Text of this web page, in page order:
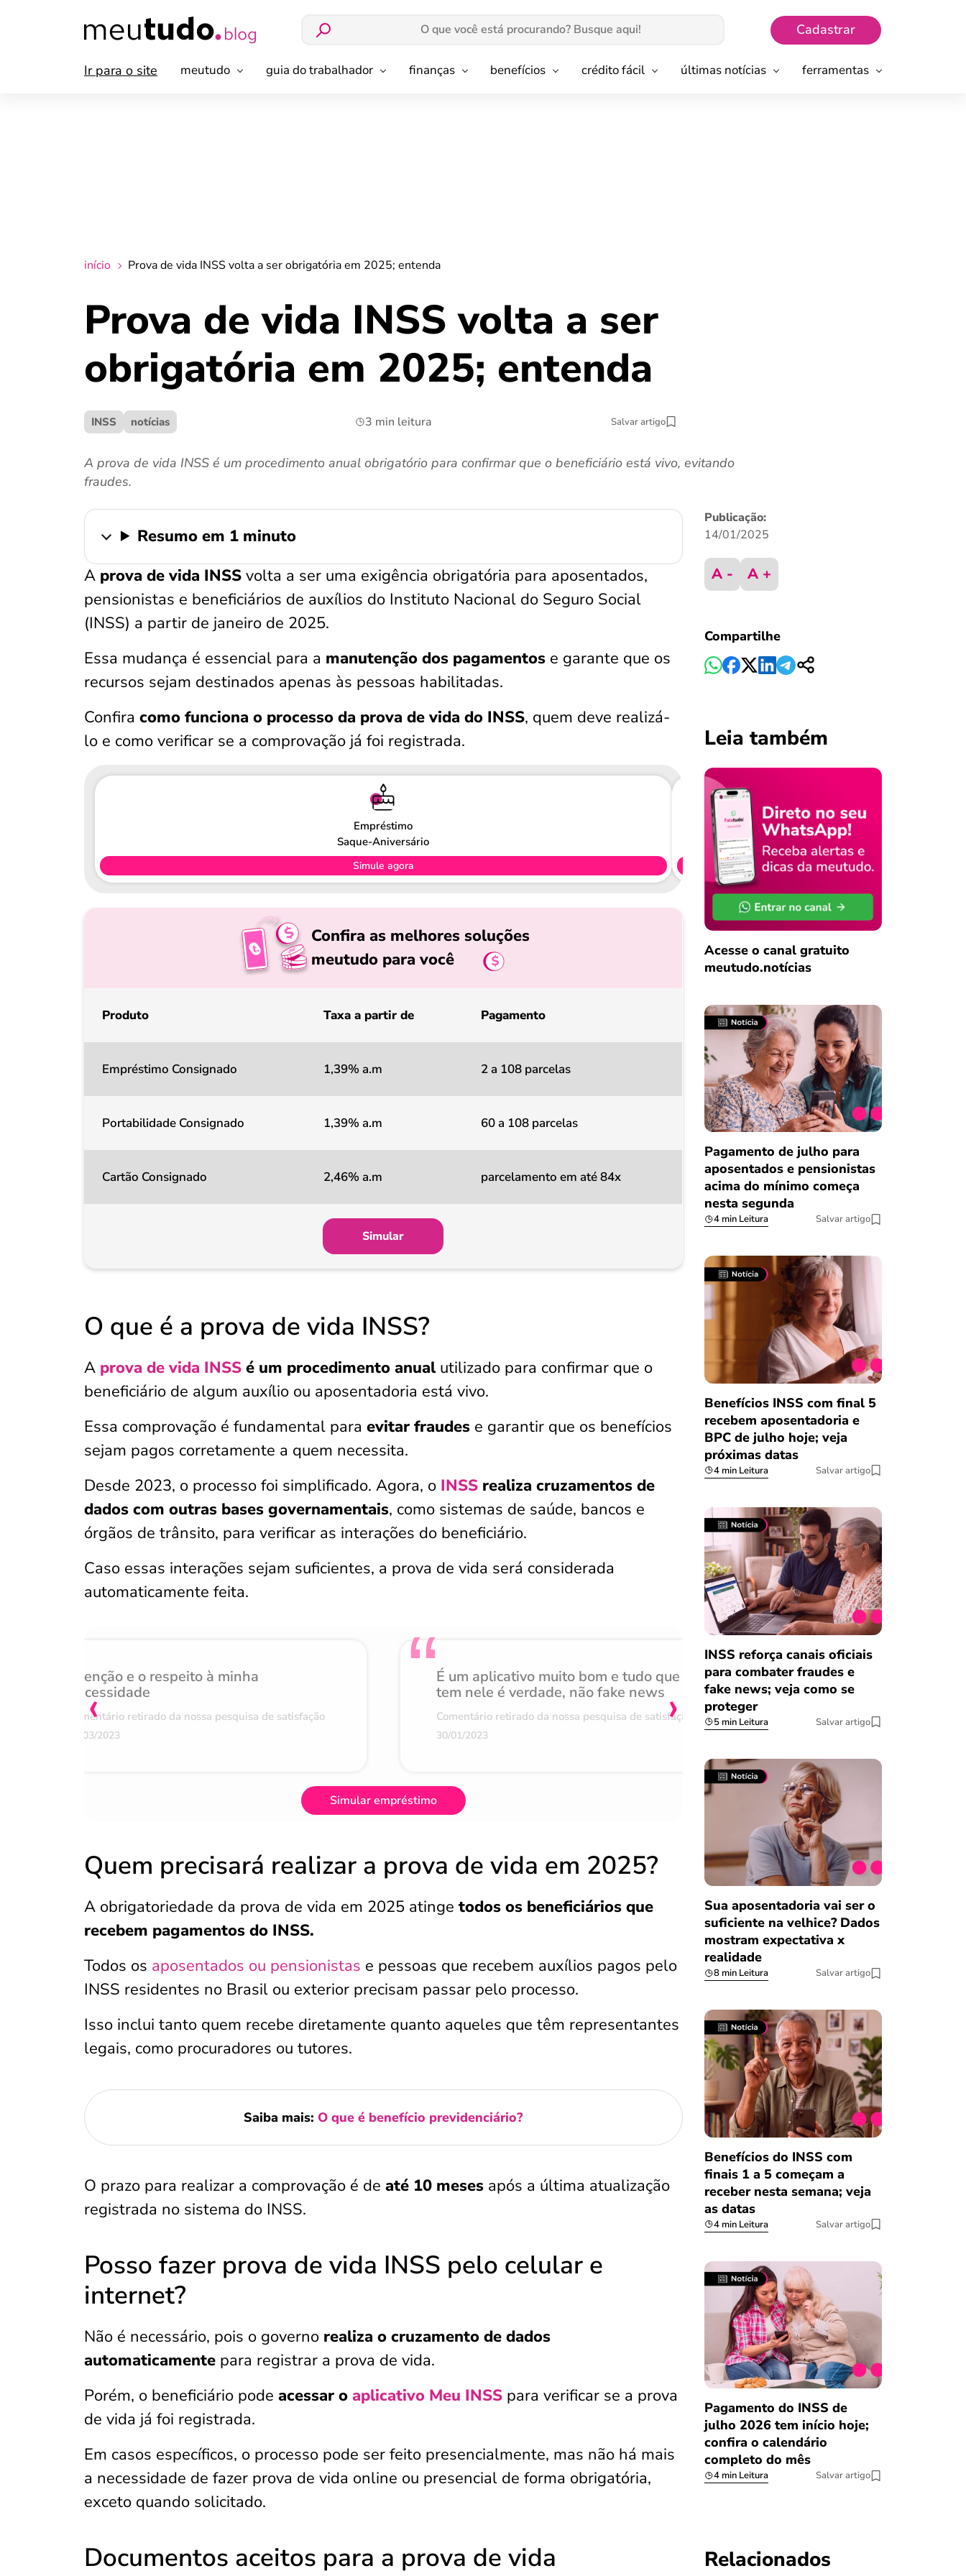
Cadastrar
Ir para o site meutudo guia do trabalhador finanças benefícios crédito fácil últimas notícias ferramentas
início Prova de vida INSS volta a ser obrigatória em 2025; entenda
Prova de vida INSS volta a ser
obrigatória em 2025; entenda
INSS notícias 3 min leitura Salvar artigo
A prova de vida INSS é um procedimento anual obrigatório para confirmar que o beneficiário está vivo, evitando
fraudes.
Resumo em 1 minuto
A prova de vida INSS volta a ser uma exigência obrigatória para aposentados,
pensionistas e beneficiários de auxílios do Instituto Nacional do Seguro Social
(INSS) a partir de janeiro de 2025.
Essa mudança é essencial para a manutenção dos pagamentos e garante que os
recursos sejam destinados apenas às pessoas habilitadas.
Confira como funciona o processo da prova de vida do INSS, quem deve realizá-
lo e como verificar se a comprovação já foi registrada.
Empréstimo
Saque-Aniversário
Simule agora
Confira as melhores soluções
meutudo para você
Produto Taxa a partir de Pagamento
Empréstimo Consignado 1,39% a.m 2 a 108 parcelas
Portabilidade Consignado 1,39% a.m 60 a 108 parcelas
Cartão Consignado 2,46% a.m parcelamento em até 84x
Simular
O que é a prova de vida INSS?
A prova de vida INSS é um procedimento anual utilizado para confirmar que o
beneficiário de algum auxílio ou aposentadoria está vivo.
Essa comprovação é fundamental para evitar fraudes e garantir que os benefícios
sejam pagos corretamente a quem necessita.
Desde 2023, o processo foi simplificado. Agora, o INSS realiza cruzamentos de
dados com outras bases governamentais, como sistemas de saúde, bancos e
órgãos de trânsito, para verificar as interações do beneficiário.
Caso essas interações sejam suficientes, a prova de vida será considerada
automaticamente feita.
Atenção e o respeito à minha
necessidade
Comentário retirado da nossa pesquisa de satisfação
07/03/2023
É um aplicativo muito bom e tudo que
tem nele é verdade, não fake news
Comentário retirado da nossa pesquisa de satisfação
30/01/2023
Achei muito rápido,
burocracia
Comentário retirado da nossa
‹ ›
Simular empréstimo
Quem precisará realizar a prova de vida em 2025?
A obrigatoriedade da prova de vida em 2025 atinge todos os beneficiários que
recebem pagamentos do INSS.
Todos os aposentados ou pensionistas e pessoas que recebem auxílios pagos pelo
INSS residentes no Brasil ou exterior precisam passar pelo processo.
Isso inclui tanto quem recebe diretamente quanto aqueles que têm representantes
legais, como procuradores ou tutores.
Saiba mais: O que é benefício previdenciário?
O prazo para realizar a comprovação é de até 10 meses após a última atualização
registrada no sistema do INSS.
Posso fazer prova de vida INSS pelo celular e
internet?
Não é necessário, pois o governo realiza o cruzamento de dados
automaticamente para registrar a prova de vida.
Porém, o beneficiário pode acessar o aplicativo Meu INSS para verificar se a prova
de vida já foi registrada.
Em casos específicos, o processo pode ser feito presencialmente, mas não há mais
a necessidade de fazer prova de vida online ou presencial de forma obrigatória,
exceto quando solicitado.
Documentos aceitos para a prova de vida
Publicação:
14/01/2025
A - A +
Compartilhe
Leia também
Acesse o canal gratuito
meutudo.notícias
Pagamento de julho para
aposentados e pensionistas
acima do mínimo começa
nesta segunda
4 min Leitura Salvar artigo
Benefícios INSS com final 5
recebem aposentadoria e
BPC de julho hoje; veja
próximas datas
4 min Leitura Salvar artigo
INSS reforça canais oficiais
para combater fraudes e
fake news; veja como se
proteger
5 min Leitura Salvar artigo
Sua aposentadoria vai ser o
suficiente na velhice? Dados
mostram expectativa x
realidade
8 min Leitura Salvar artigo
Benefícios do INSS com
finais 1 a 5 começam a
receber nesta semana; veja
as datas
4 min Leitura Salvar artigo
Pagamento do INSS de
julho 2026 tem início hoje;
confira o calendário
completo do mês
4 min Leitura Salvar artigo
Relacionados